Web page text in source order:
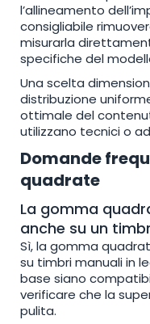
l’allineamento
consigliabile
misurarla
specifiche del
Una scelta
distribuzione
ottimale del
utilizzano tecnici o
Domande
quadrate
La gomma
anche su un
Sì, la gomma
su timbri manuali in
base siano
verificare che la
pulita.